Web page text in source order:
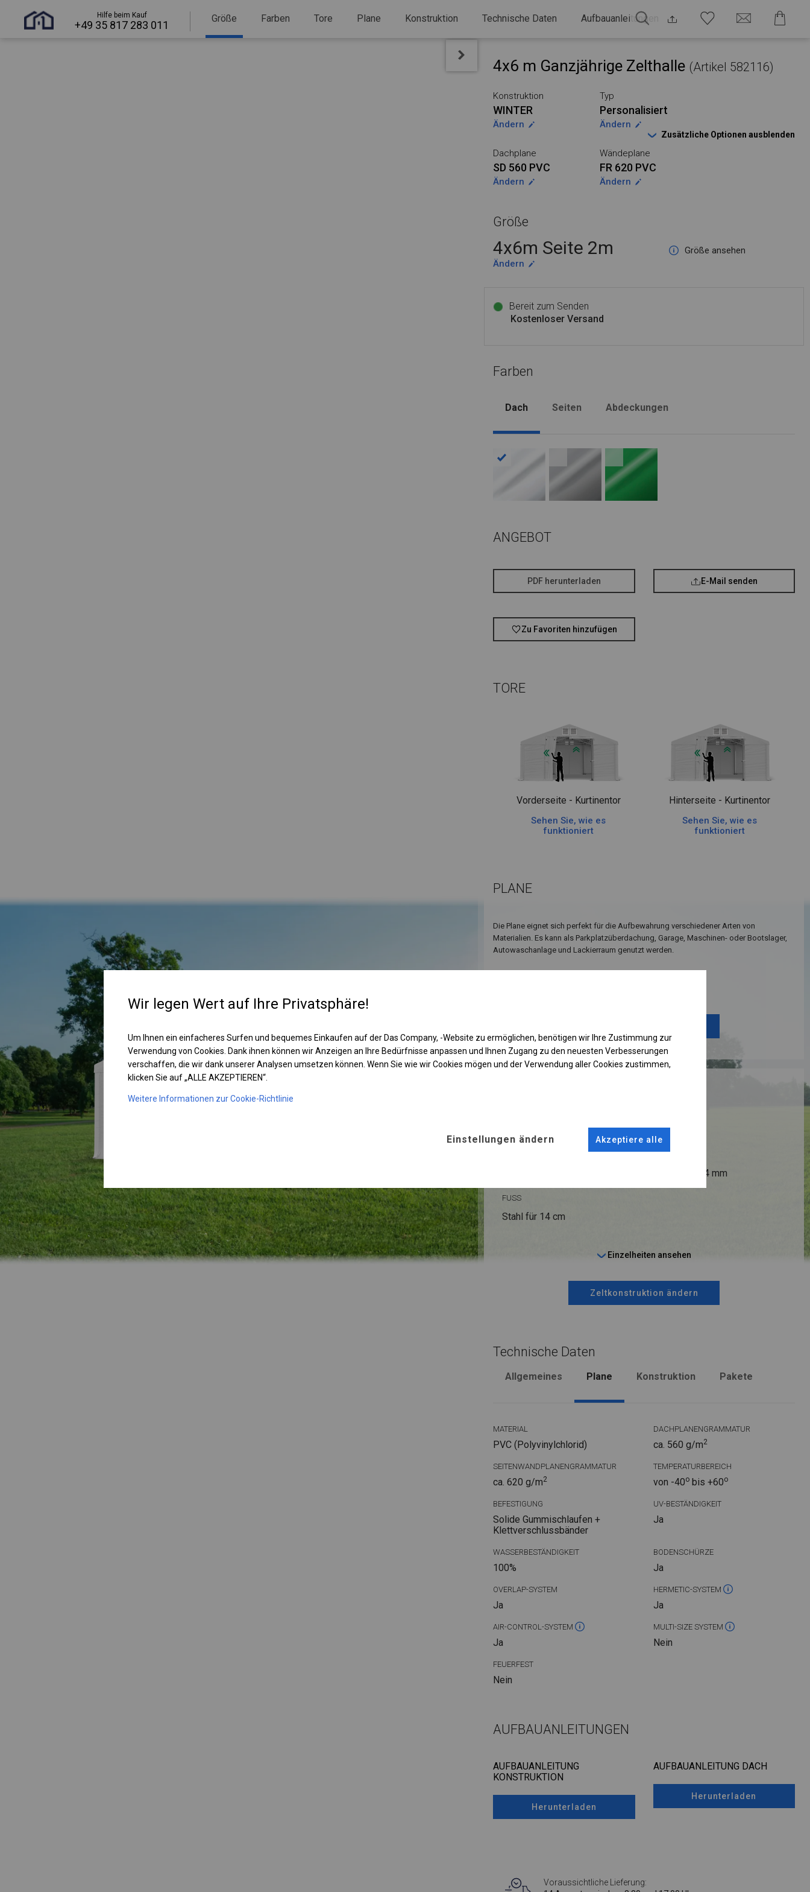
Hilfe beim Kauf
+49 35 817 283 011
Größe Farben Tore Plane Konstruktion Technische Daten Aufbauanleitungen
4x6 m Ganzjährige Zelthalle (Artikel 582116)
Konstruktion
WINTER
Ändern
Typ
Personalisiert
Ändern
Zusätzliche Optionen ausblenden
Dachplane
SD 560 PVC
Ändern
Wändeplane
FR 620 PVC
Ändern
Größe
4x6m Seite 2m
Größe ansehen
Ändern
Bereit zum Senden
Kostenloser Versand
Farben
Dach Seiten Abdeckungen
ANGEBOT
PDF herunterladen E-Mail senden
Zu Favoriten hinzufügen
TORE
Vorderseite - Kurtinentor
Sehen Sie, wie es
funktioniert
Hinterseite - Kurtinentor
Sehen Sie, wie es
funktioniert
PLANE
Die Plane eignet sich perfekt für die Aufbewahrung verschiedener Arten von
Materialien. Es kann als Parkplatzüberdachung, Garage, Maschinen- oder Bootslager,
Autowaschanlage und Lackierraum genutzt werden.
ANSCHLÜSSE
fi 54 mm
FUSS
Stahl für 14 cm
Einzelheiten ansehen
Zeltkonstruktion ändern
Technische Daten
Allgemeines Plane Konstruktion Pakete
MATERIAL
PVC (Polyvinylchlorid)
DACHPLANENGRAMMATUR
ca. 560 g/m2
SEITENWANDPLANENGRAMMATUR
ca. 620 g/m2
TEMPERATURBEREICH
von -40obis +60o
BEFESTIGUNG
Solide Gummischlaufen +
Klettverschlussbänder
UV-BESTÄNDIGKEIT
Ja
WASSERBESTÄNDIGKEIT
100%
BODENSCHÜRZE
Ja
OVERLAP-SYSTEM
Ja
HERMETIC-SYSTEM
Ja
AIR-CONTROL-SYSTEM
Ja
MULTI-SIZE SYSTEM
Nein
FEUERFEST
Nein
AUFBAUANLEITUNGEN
AUFBAUANLEITUNG
KONSTRUKTION
Herunterladen
AUFBAUANLEITUNG DACH
Herunterladen
Voraussichtliche Lieferung:
Wir legen Wert auf Ihre Privatsphäre!
Um Ihnen ein einfacheres Surfen und bequemes Einkaufen auf der Das Company, -Website zu ermöglichen, benötigen wir Ihre Zustimmung zur
Verwendung von Cookies. Dank ihnen können wir Anzeigen an Ihre Bedürfnisse anpassen und Ihnen Zugang zu den neuesten Verbesserungen
verschaffen, die wir dank unserer Analysen umsetzen können. Wenn Sie wie wir Cookies mögen und der Verwendung aller Cookies zustimmen,
klicken Sie auf „ALLE AKZEPTIEREN“.
Weitere Informationen zur Cookie-Richtlinie
Einstellungen ändern Akzeptiere alle